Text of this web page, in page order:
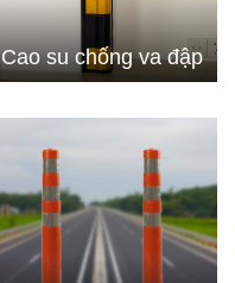
Cao su chống va đập